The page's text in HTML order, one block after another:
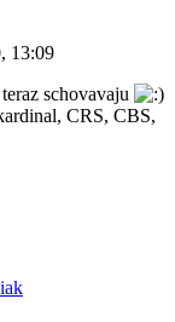
13:09
schovavaju
CRS, CBS,